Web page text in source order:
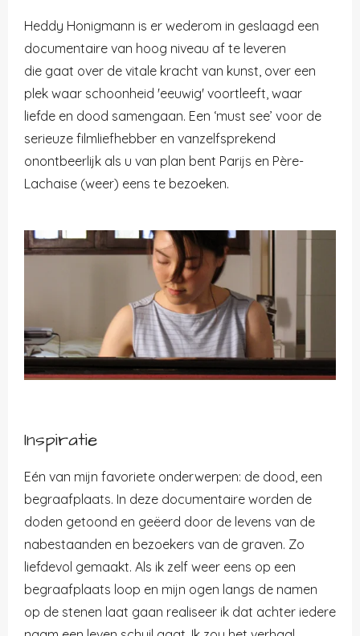
Heddy Honigmann is er wederom in geslaagd een
documentaire van hoog niveau af te leveren
die gaat over de vitale kracht van kunst, over een
plek waar schoonheid 'eeuwig' voortleeft, waar
liefde en dood samengaan. Een ‘must see’ voor de
serieuze filmliefhebber en vanzelfsprekend
onontbeerlijk als u van plan bent Parijs en Père-
Lachaise (weer) eens te bezoeken.
Inspiratie
Eén van mijn favoriete onderwerpen: de dood, een
begraafplaats. In deze documentaire worden de
doden getoond en geëerd door de levens van de
nabestaanden en bezoekers van de graven. Zo
liefdevol gemaakt. Als ik zelf weer eens op een
begraafplaats loop en mijn ogen langs de namen
op de stenen laat gaan realiseer ik dat achter iedere